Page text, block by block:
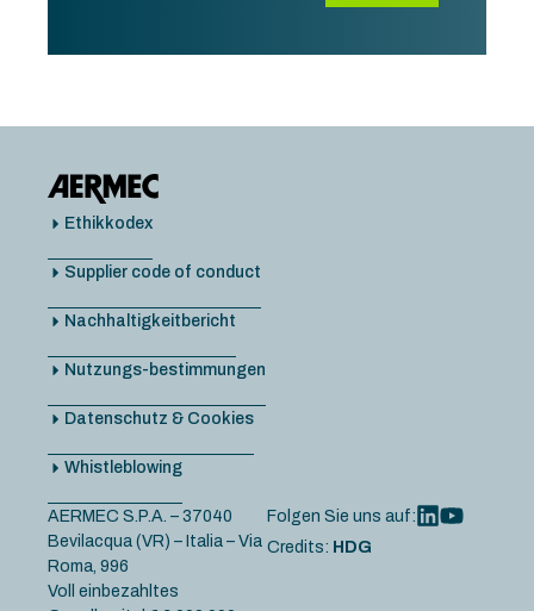
Ethikkodex
Supplier code of conduct
Nachhaltigkeitbericht
Nutzungs-bestimmungen
Datenschutz & Cookies
Whistleblowing
AERMEC S.P.A. – 37040
Bevilacqua (VR) – Italia – Via
Roma, 996
Voll einbezahltes
Folgen Sie uns auf:
Credits: HDG